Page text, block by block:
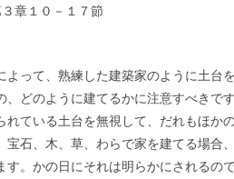
章１０－１７節
よって、熟練した建築家のように土台
どのように建てるかに注意すべきです
ている土台を無視して、だれもほか
石、木、草、わらで家を建てる場合、
す。かの日にそれは明らかにされるの